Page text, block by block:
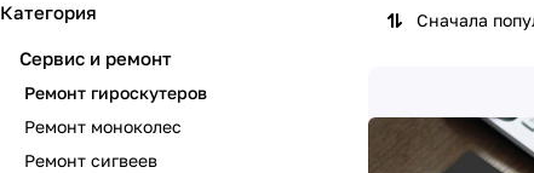
Сначала
Категория
Сервис и ремонт
Ремонт гироскутеров
Ремонт моноколес
Ремонт сигвеев